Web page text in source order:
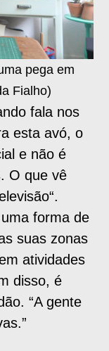
pega em
Fialho)
fala nos
esta avó, o
e não é
O que vê
forma de
suas zonas
atividades
disso, é
“A gente